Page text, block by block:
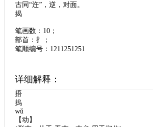
古同“迕”，逆，对面。
揭
笔画数：10；
部首：扌；
笔顺编号：1211251251
详细解释：
捂
摀
wǔ
【动】